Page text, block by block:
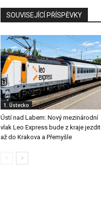
SOUVISEJÍCÍ PŘÍSPĚVKY
1. Ústecko
Ústí nad Labem: Nový mezinárodní
vlak Leo Express bude z kraje jezdit
až do Krakova a Přemyšle